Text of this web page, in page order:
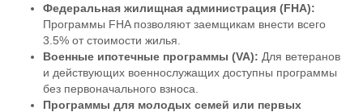
Федеральная жилищная администрация (FHA):
Программы FHA позволяют заемщикам внести всего
3.5% от стоимости жилья.
Военные ипотечные программы (VA): Для ветеранов
и действующих военнослужащих доступны программы
без первоначального взноса.
Программы для молодых семей или первых